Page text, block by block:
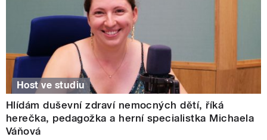
Host ve studiu
Hlídám duševní zdraví nemocných dětí, říká
herečka, pedagožka a herní specialistka Michaela
Váňová